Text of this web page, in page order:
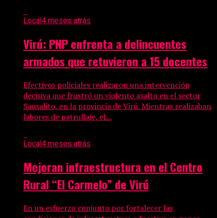
Local4 meses atrás
Virú: PNP enfrenta a delincuentes
armados que retuvieron a 15 docentes
Efectivos policiales realizaron una intervención
decisiva que frustró un violento asalto en el sector
Sausalito, en la provincia de Virú. Mientras realizaban
labores de patrullaje, el...
Local4 meses atrás
Mejoran infraestructura en el Centro
Rural “El Carmelo” de Virú
En un esfuerzo conjunto por fortalecer las